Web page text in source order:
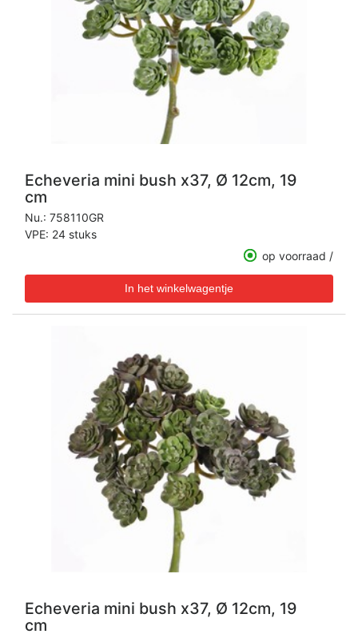
Echeveria mini bush x37, Ø 12cm, 19
cm
Nu.: 758110GR
VPE: 24 stuks
op voorraad /
Echeveria mini bush x37, Ø 12cm, 19
cm